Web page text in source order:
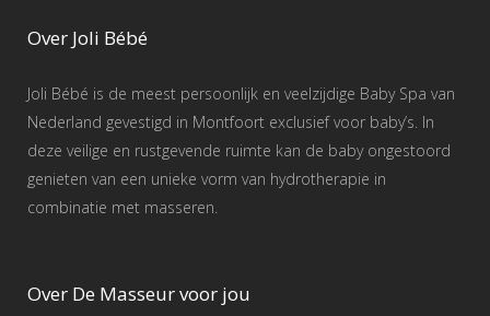
Over Joli Bébé
Joli Bébé is de meest persoonlijk en veelzijdige Baby Spa van
Nederland gevestigd in Montfoort exclusief voor baby’s. In
deze veilige en rustgevende ruimte kan de baby ongestoord
genieten van een unieke vorm van hydrotherapie in
combinatie met masseren.
Over De Masseur voor jou